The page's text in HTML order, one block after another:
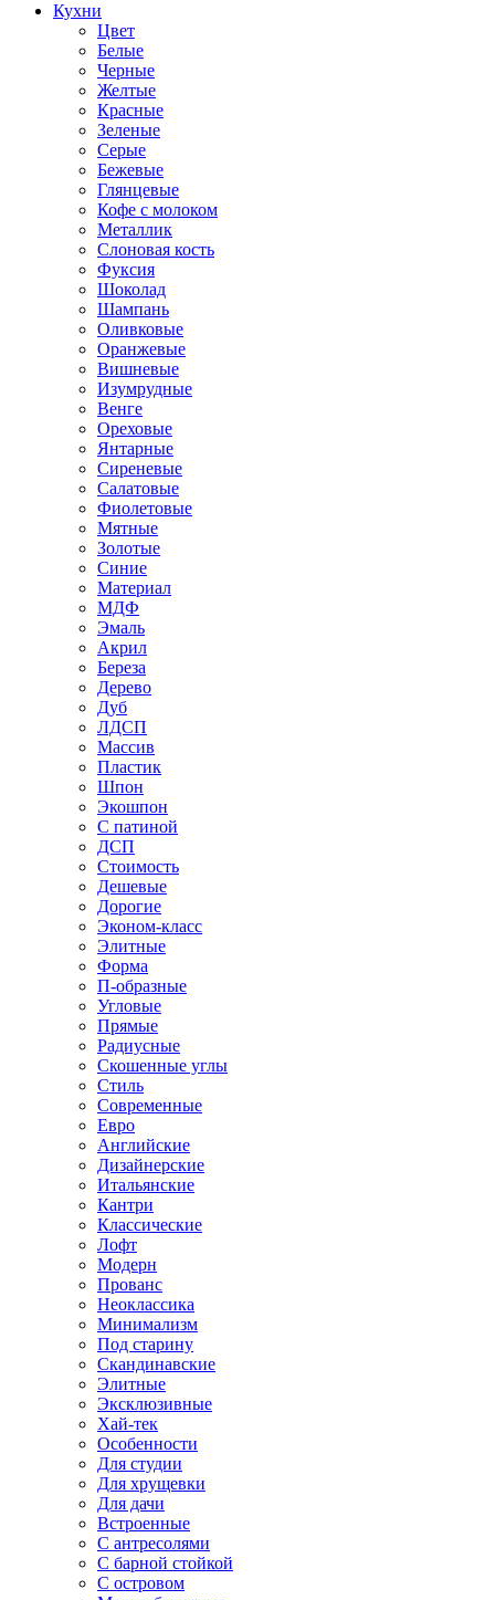
Кухни
Цвет
Белые
Черные
Желтые
Красные
Зеленые
Серые
Бежевые
Глянцевые
Кофе с молоком
Металлик
Слоновая кость
Фуксия
Шоколад
Шампань
Оливковые
Оранжевые
Вишневые
Изумрудные
Венге
Ореховые
Янтарные
Сиреневые
Салатовые
Фиолетовые
Мятные
Золотые
Синие
Материал
МДФ
Эмаль
Акрил
Береза
Дерево
Дуб
ЛДСП
Массив
Пластик
Шпон
Экошпон
С патиной
ДСП
Стоимость
Дешевые
Дорогие
Эконом-класс
Элитные
Форма
П-образные
Угловые
Прямые
Радиусные
Скошенные углы
Стиль
Современные
Евро
Английские
Дизайнерские
Итальянские
Кантри
Классические
Лофт
Модерн
Прованс
Неоклассика
Минимализм
Под старину
Скандинавские
Элитные
Эксклюзивные
Хай-тек
Особенности
Для студии
Для хрущевки
Для дачи
Встроенные
С антресолями
С барной стойкой
С островом